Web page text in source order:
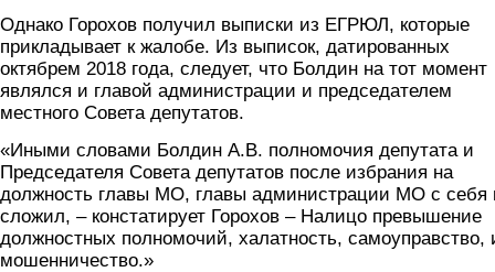
Однако Горохов получил выписки из ЕГРЮЛ, которые
прикладывает к жалобе. Из выписок, датированных
октябрем 2018 года, следует, что Болдин на тот момент
являлся и главой администрации и председателем
местного Совета депутатов.
«Иными словами Болдин А.В. полномочия депутата и
Председателя Совета депутатов после избрания на
должность главы МО, главы администрации МО с себя
сложил, – констатирует Горохов – Налицо превышение
должностных полномочий, халатность, самоуправство,
мошенничество.»